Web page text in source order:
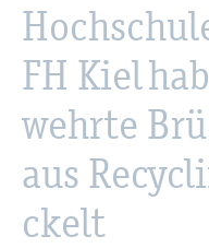
FH Kiel
wehr­te
aus
ckelt